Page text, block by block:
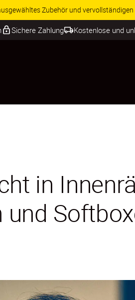
Zubehör und
Sichere Zahlung Kostenlose und
in
und